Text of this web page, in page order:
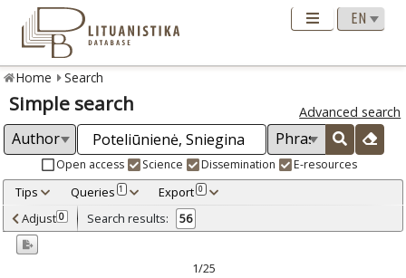
Home Search
Simple search Advanced search
Open access Science Dissemination E-resources
Tips Queries 1 Export 0
Adjusted by criteria 0
Year
Adjust 0 Search results: 56
1/25